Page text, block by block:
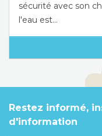
sécurité avec son
l'eau est...
Restez informé,
d'information